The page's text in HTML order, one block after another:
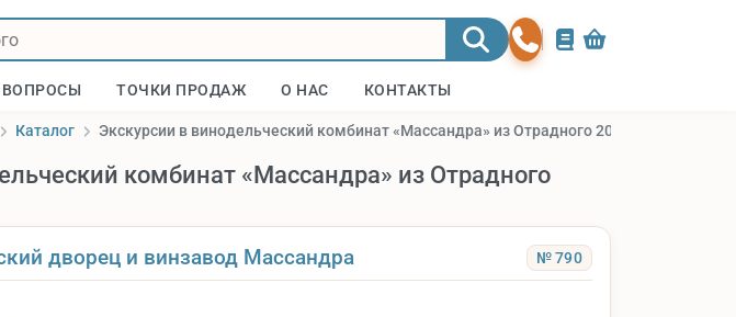
ТОЧКИ ПРОДАЖ О НАС КОНТАКТЫ
Каталог Экскурсии в винодельческий комбинат «Массандра» из Отрадного 2026
комбинат «Массандра» из Отрадного
дворец и винзавод Массандра № 790